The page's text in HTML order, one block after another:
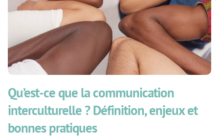
Qu’est-ce que la communication
interculturelle ? Définition, enjeux et
bonnes pratiques